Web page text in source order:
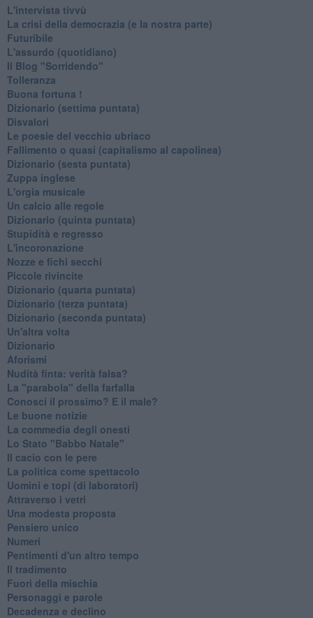
L'intervista tivvù
La crisi della democrazia (e la nostra parte)
Futuribile
L'assurdo (quotidiano)
Il Blog "Sorridendo"
Tolleranza
Buona fortuna !
​Dizionario (settima puntata)
Disvalori
Le poesie del vecchio ubriaco
Fallimento o quasi (capitalismo al capolinea)
Dizionario (sesta puntata)
Zuppa inglese
L'orgia musicale
Un calcio alle regole
Dizionario (quinta puntata)
Stupidità e regresso
L'incoronazione
Nozze e fichi secchi
Piccole rivincite
​Dizionario (quarta puntata)
​Dizionario (terza puntata)
​Dizionario (seconda puntata)
Un'altra volta
Dizionario
Aforismi
Nudità finta: verità falsa?
La "parabola" della farfalla
Conosci il prossimo? E il male?
Le buone notizie
La commedia degli onesti
Lo Stato "Babbo Natale"
Il cacio con le pere
La politica come spettacolo
Uomini e topi (di laboratori)
Attraverso i vetri
Una modesta proposta
Pensiero unico
Numeri
Pentimenti d'un altro tempo
Il tradimento
Fuori della mischia
Personaggi e parole
Decadenza e declino